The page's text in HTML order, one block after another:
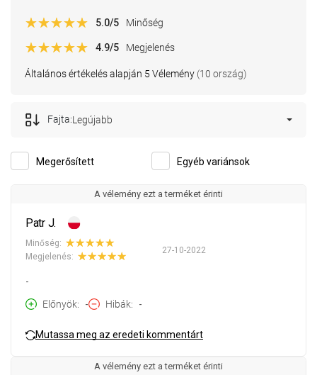
Általános értékelés alapján 5 Vélemény (10 ország)
5.0/5 Minőség
4.9/5 Megjelenés
Megerősített Egyéb variánsok
Fajta:Legújabb
A vélemény ezt a terméket érinti
Patr J.
27-10-2022
Minőség:
Megjelenés:
-
Előnyök
- Hibák -
Mutassa meg az eredeti kommentárt
A vélemény ezt a terméket érinti